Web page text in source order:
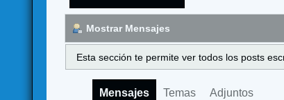
Mostrar Mensajes
Esta sección te permite ver todos los posts
Mensajes Temas Adjuntos